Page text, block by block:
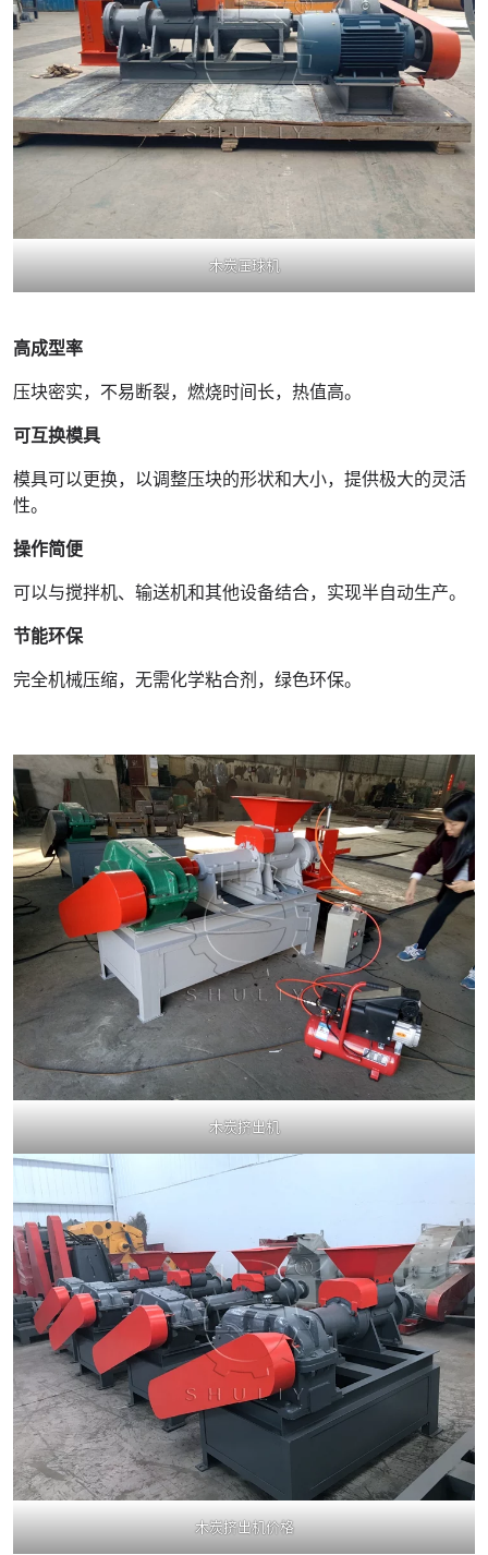
木炭压球机
高成型率
压块密实，不易断裂，燃烧时间长，热值高。
可互换模具
模具可以更换，以调整压块的形状和大小，提供极大的灵活
性。
操作简便
可以与搅拌机、输送机和其他设备结合，实现半自动生产。
节能环保
完全机械压缩，无需化学粘合剂，绿色环保。
木炭挤出机
木炭挤出机价格